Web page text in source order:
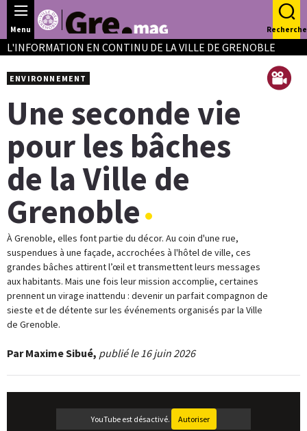
Panneau de gestion des cookies
Menu Recherche
L'INFORMATION EN CONTINU DE LA VILLE DE GRENOBLE
Une seconde vie
pour les bâches
de la Ville de
Grenoble
À Grenoble, elles font partie du décor. Au coin d'une rue,
suspendues à une façade, accrochées à l'hôtel de ville, ces
grandes bâches attirent l’œil et transmettent leurs messages
aux habitants. Mais une fois leur mission accomplie, certaines
prennent un virage inattendu : devenir un parfait compagnon de
sieste et de détente sur les événements organisés par la Ville
de Grenoble.
ENVIRONNEMENT
Par Maxime Sibué, publié le 16 juin 2026
YouTube est désactivé. Autoriser